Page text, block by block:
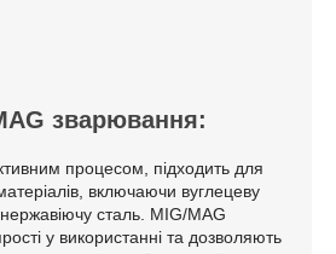
зварювання:
процесом, підходить для
включаючи вуглецеву
сталь. MIG/MAG
у використанні та дозволяють